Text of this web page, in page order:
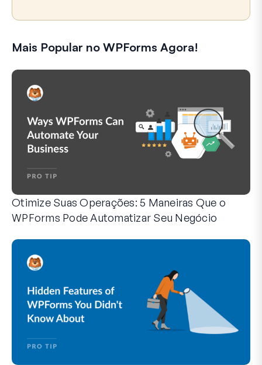
Mais Popular no WPForms Agora!
Otimize Suas Operações: 5 Maneiras Que o
WPForms Pode Automatizar Seu Negócio